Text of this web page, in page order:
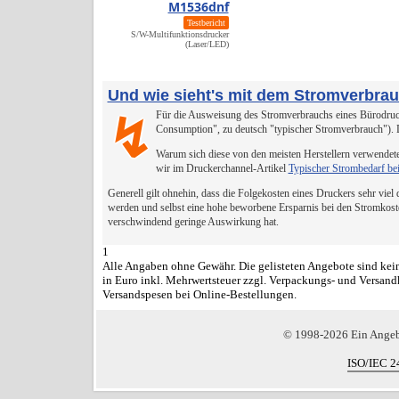
M1536dnf
Testbericht
S/W-Multifunktionsdrucker
(Laser/LED)
Und wie sieht's mit dem
↯
Für die Ausweisung des Stromverbrauchs eines
Consumption", zu deutsch "typischer Stromverbrauch").
Warum sich diese von den meisten Herstellern
wir im Druckerchannel-Artikel Typischer Strombedarf
Generell gilt ohnehin, dass die Folgekosten eines Druckers sehr
werden und selbst eine hohe beworbene Ersparnis bei den
verschwindend geringe Auswirkung hat.
1
Alle Angaben ohne Gewähr. Die gelisteten Angebote sind
in Euro inkl. Mehrwertsteuer zzgl. Verpackungs- und
Versandspesen bei Online-Bestellungen.
© 1998-2026 Ein
ISO/IEC